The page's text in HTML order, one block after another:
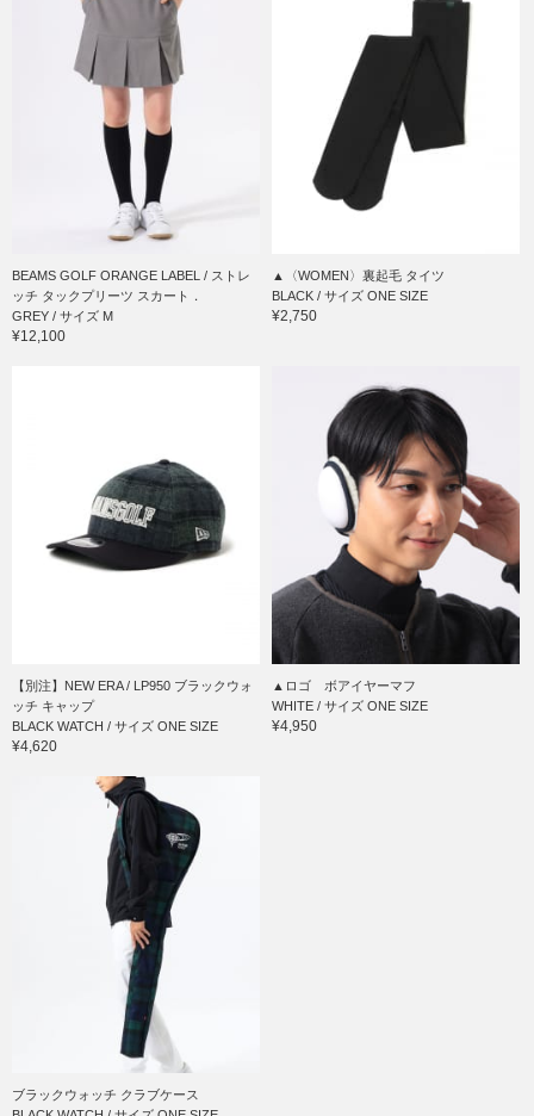
BEAMS GOLF ORANGE LABEL / ストレ
ッチ タックプリーツ スカート．
GREY / サイズ M
¥12,100
▲〈WOMEN〉裏起毛 タイツ
BLACK / サイズ ONE SIZE
¥2,750
【別注】NEW ERA / LP950 ブラックウォ
ッチ キャップ
BLACK WATCH / サイズ ONE SIZE
¥4,620
▲ロゴ ボアイヤーマフ
WHITE / サイズ ONE SIZE
¥4,950
ブラックウォッチ クラブケース